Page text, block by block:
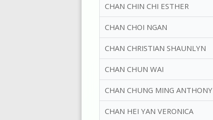
CHAN CHIN CHI ESTHER
CHAN CHOI NGAN
CHAN CHRISTIAN SHAUNLYN
CHAN CHUN WAI
CHAN CHUNG MING ANTHONY
CHAN HEI YAN VERONICA